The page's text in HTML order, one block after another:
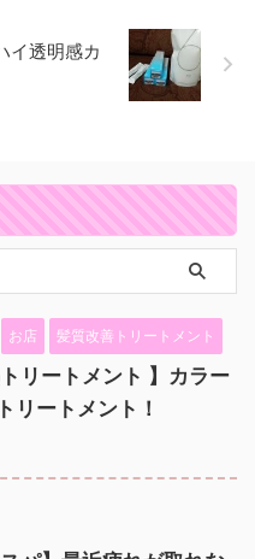
イ透明感カ
お店 髪質改善トリートメント
トリートメント 】カラー
リートメント！